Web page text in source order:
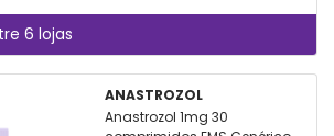
6 lojas
ANASTROZOL
Anastrozol 1mg 30